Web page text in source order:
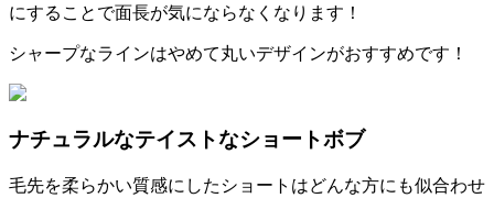
にすることで面長が気にならなくなります！
シャープなラインはやめて丸いデザインがおすすめです！
ナチュラルなテイストなショートボブ
毛先を柔らかい質感にしたショートはどんな方にも似合わせ